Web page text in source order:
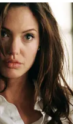
হাসপাতালে
বন্ধ
আলাদা কার্ড
ওই বৈঠকে।